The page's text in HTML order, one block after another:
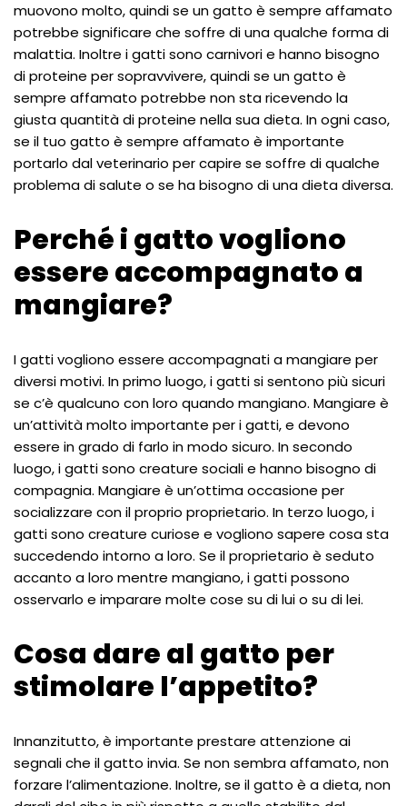
muovono molto, quindi se un gatto è sempre affamato
potrebbe significare che soffre di una qualche forma di
malattia. Inoltre i gatti sono carnivori e hanno bisogno
di proteine per sopravvivere, quindi se un gatto è
sempre affamato potrebbe non sta ricevendo la
giusta quantità di proteine nella sua dieta. In ogni caso,
se il tuo gatto è sempre affamato è importante
portarlo dal veterinario per capire se soffre di qualche
problema di salute o se ha bisogno di una dieta diversa.
Perché i gatto vogliono
essere accompagnato a
mangiare?
I gatti vogliono essere accompagnati a mangiare per
diversi motivi. In primo luogo, i gatti si sentono più sicuri
se c’è qualcuno con loro quando mangiano. Mangiare è
un’attività molto importante per i gatti, e devono
essere in grado di farlo in modo sicuro. In secondo
luogo, i gatti sono creature sociali e hanno bisogno di
compagnia. Mangiare è un’ottima occasione per
socializzare con il proprio proprietario. In terzo luogo, i
gatti sono creature curiose e vogliono sapere cosa sta
succedendo intorno a loro. Se il proprietario è seduto
accanto a loro mentre mangiano, i gatti possono
osservarlo e imparare molte cose su di lui o su di lei.
Cosa dare al gatto per
stimolare l’appetito?
Innanzitutto, è importante prestare attenzione ai
segnali che il gatto invia. Se non sembra affamato, non
forzare l’alimentazione. Inoltre, se il gatto è a dieta, non